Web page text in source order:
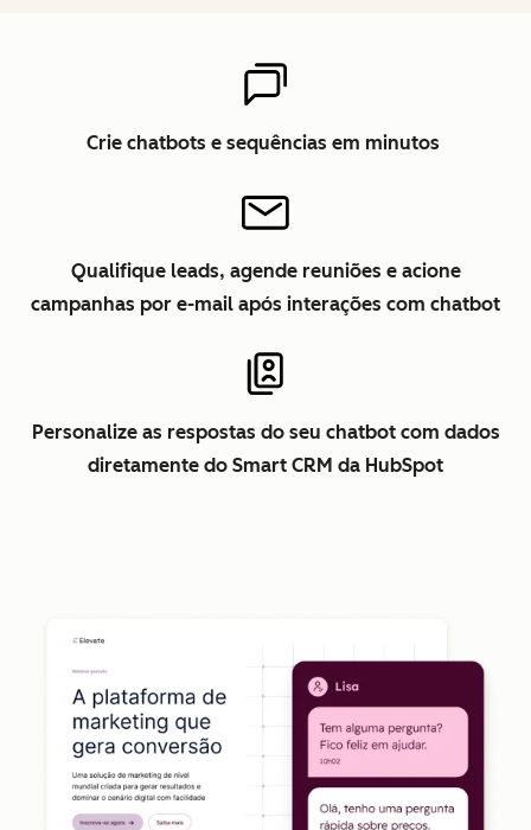
Crie chatbots e sequências em minutos
Qualifique leads, agende reuniões e acione
campanhas por e-mail após interações com chatbot
Personalize as respostas do seu chatbot com dados
diretamente do Smart CRM da HubSpot